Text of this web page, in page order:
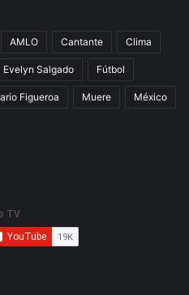
AMLO Cantante Clima
Evelyn Salgado Fútbol
Figueroa Muere México